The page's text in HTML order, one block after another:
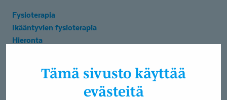
Tämä sivusto käyttää
evästeitä
Fysioterapia
Ikääntyvien fysioterapia
Hieronta
Akupunktio
Allasterapia
Tukituotteiden mittaus